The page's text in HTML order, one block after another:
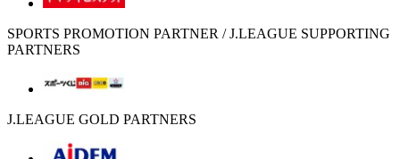
SPORTS PROMOTION PARTNER / J.LEAGUE SUPPORTING
PARTNERS
J.LEAGUE GOLD PARTNERS